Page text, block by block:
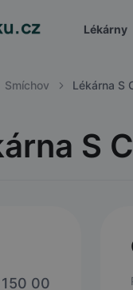
Lékárny
Smíchov Lékárna S
S
00